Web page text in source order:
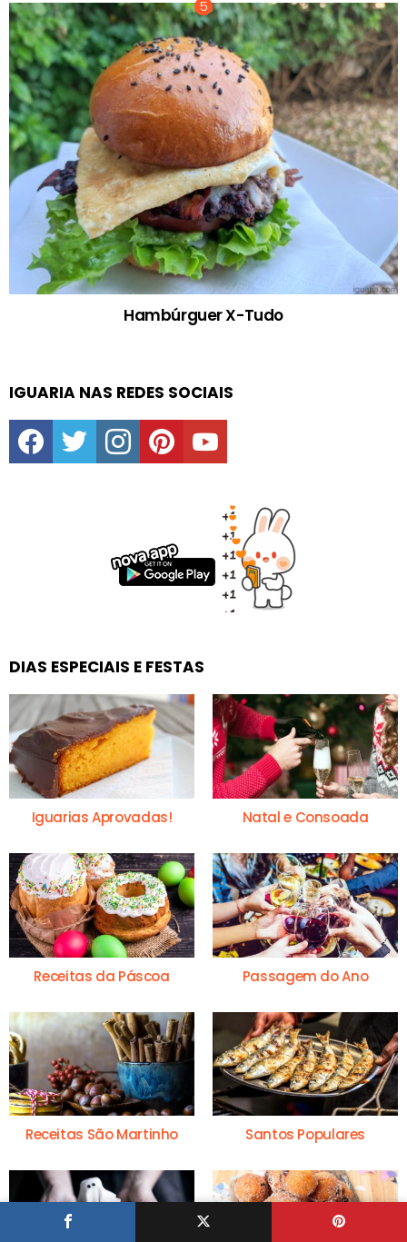
Hambúrguer X-Tudo
IGUARIA NAS REDES SOCIAIS
facebooktwitter instagrampinterestyoutube
DIAS ESPECIAIS E FESTAS
Iguarias Aprovadas! Natal e Consoada
Receitas da Páscoa Passagem do Ano
Receitas São Martinho Santos Populares